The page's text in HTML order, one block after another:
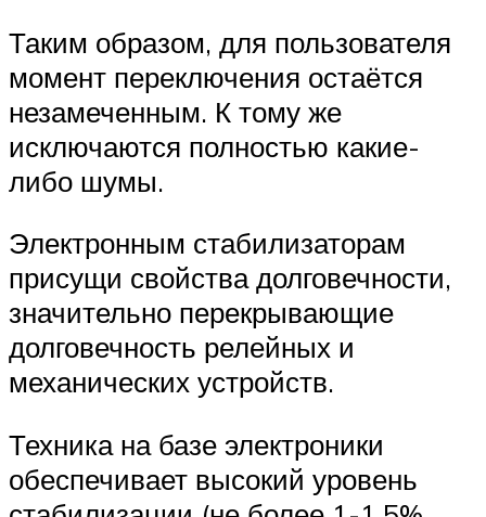
Таким образом, для пользователя
момент переключения остаётся
незамеченным. К тому же
исключаются полностью какие-
либо шумы.
Электронным стабилизаторам
присущи свойства долговечности,
значительно перекрывающие
долговечность релейных и
механических устройств.
Техника на базе электроники
обеспечивает высокий уровень